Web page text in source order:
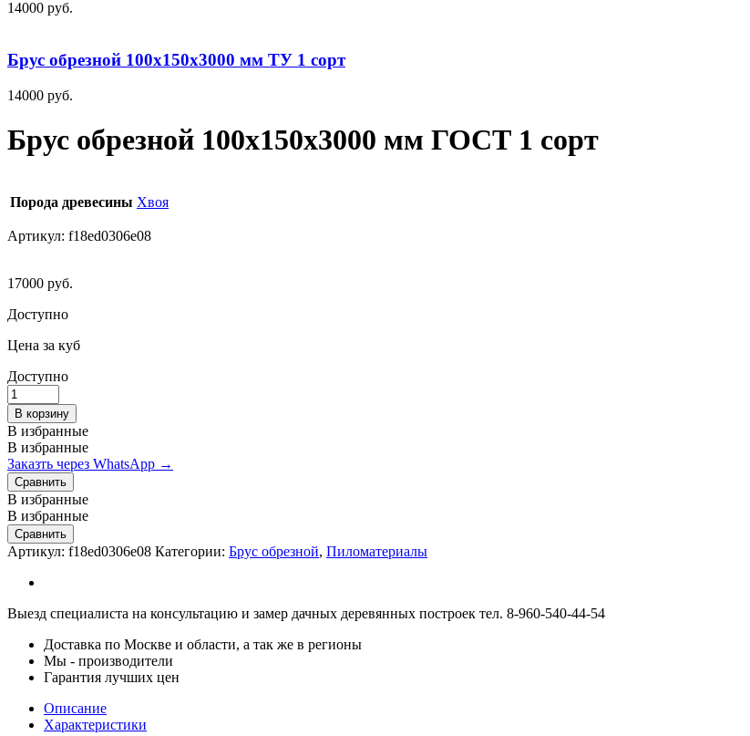
14000 руб.
Брус обрезной 100х150х3000 мм ТУ 1 сорт
14000 руб.
Брус обрезной 100х150х3000 мм ГОСТ 1 сорт
Порода древесины Хвоя
Артикул: f18ed0306e08
17000 руб.
Доступно
Цена за куб
Доступно
Брус
обрезной
100х150х3000
мм
ГОСТ
1
сорт
quantity
В корзину
В избранные
В избранные
Заказть через WhatsApp →
Сравнить
В избранные
В избранные
Сравнить
Артикул: f18ed0306e08 Категории: Брус обрезной, Пиломатериалы
Выезд специалиста на консультацию и замер дачных деревянных построек тел. 8-960-540-44-54
Доставка по Москве и области, а так же в регионы
Мы - производители
Гарантия лучших цен
Описание
Характеристики